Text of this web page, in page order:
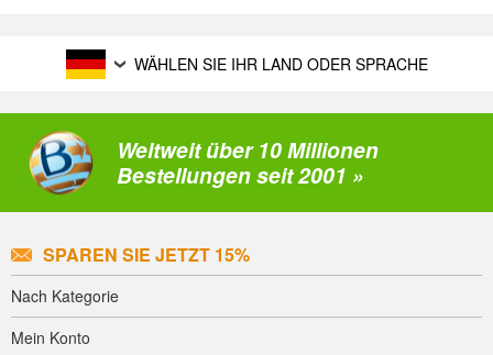
WÄHLEN SIE IHR LAND ODER SPRACHE
Weltweit über 10 Millionen
Bestellungen seit 2001 »
SPAREN SIE JETZT 15%
Nach Kategorie
Mein Konto